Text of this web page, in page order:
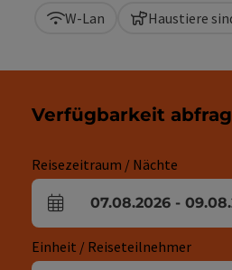
W-Lan Haustiere
Verfügbarkeit
Reisezeitraum / Nächte
An- und Abreisefelder
07.08.2026 -
Einheit / Reiseteilnehmer